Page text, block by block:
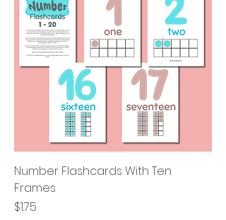
Number Flashcards With Ten
Frames
価格
$1.75